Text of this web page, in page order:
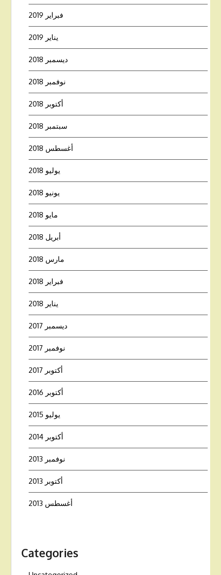
فبراير 2019
يناير 2019
ديسمبر 2018
نوفمبر 2018
أكتوبر 2018
سبتمبر 2018
أغسطس 2018
يوليو 2018
يونيو 2018
مايو 2018
أبريل 2018
مارس 2018
فبراير 2018
يناير 2018
ديسمبر 2017
نوفمبر 2017
أكتوبر 2017
أكتوبر 2016
يوليو 2015
أكتوبر 2014
نوفمبر 2013
أكتوبر 2013
أغسطس 2013
Categories